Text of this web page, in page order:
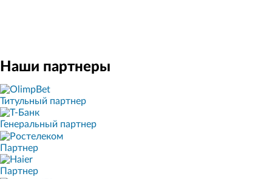
Наши партнеры
Титульный партнер
Генеральный партнер
Партнер
Партнер